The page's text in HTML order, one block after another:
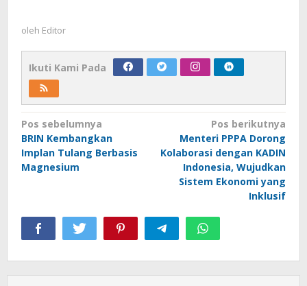
oleh Editor
Ikuti Kami Pada
Navigasi
pos
Pos sebelumnya
BRIN Kembangkan
Implan Tulang Berbasis
Magnesium
Pos berikutnya
Menteri PPPA Dorong
Kolaborasi dengan KADIN
Indonesia, Wujudkan
Sistem Ekonomi yang
Inklusif